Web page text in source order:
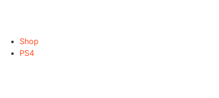
Shop
PS4